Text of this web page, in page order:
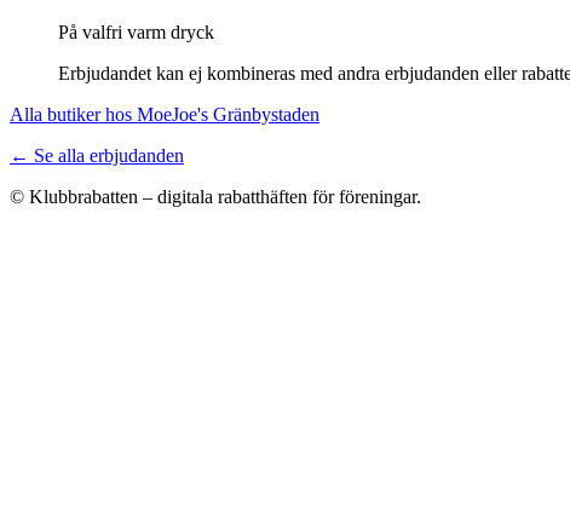
På valfri varm dryck
Erbjudandet kan ej kombineras med andra erbjudanden eller
Alla butiker hos MoeJoe's Gränbystaden
← Se alla erbjudanden
© Klubbrabatten – digitala rabatthäften för föreningar.